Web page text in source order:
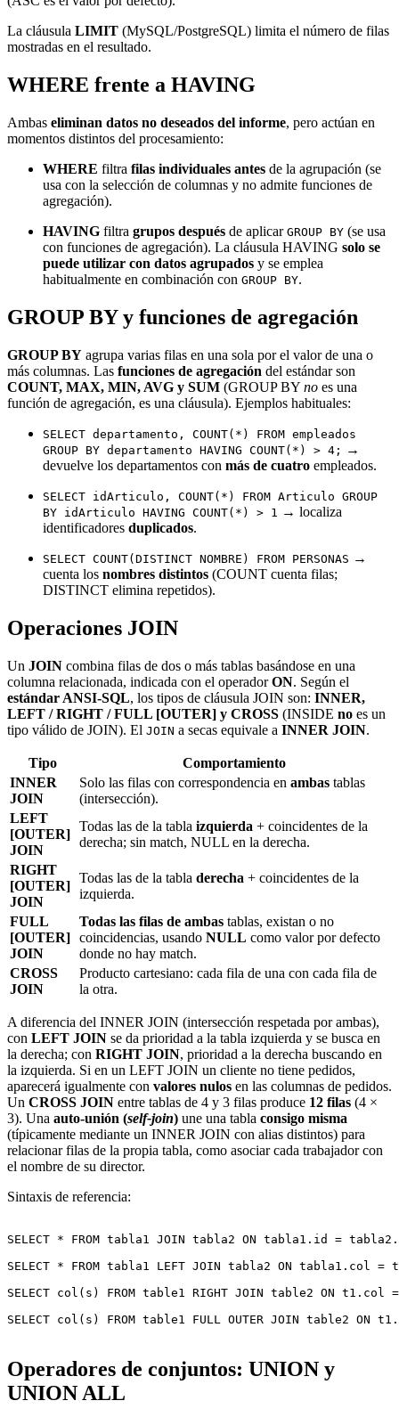
La cláusula LIMIT (MySQL/PostgreSQL) limita el número de filas
mostradas en el resultado.
WHERE frente a HAVING
Ambas eliminan datos no deseados del informe, pero actúan en
momentos distintos del procesamiento:
WHERE filtra filas individuales antes de la agrupación (se
usa con la selección de columnas y no admite funciones de
agregación).
HAVING filtra grupos después de aplicar GROUP BY (se usa
con funciones de agregación). La cláusula HAVING solo se
puede utilizar con datos agrupados y se emplea
habitualmente en combinación con GROUP BY.
GROUP BY y funciones de agregación
GROUP BY agrupa varias filas en una sola por el valor de una o
más columnas. Las funciones de agregación del estándar son
COUNT, MAX, MIN, AVG y SUM (GROUP BY no es una
función de agregación, es una cláusula). Ejemplos habituales:
SELECT departamento, COUNT(*) FROM empleados
GROUP BY departamento HAVING COUNT(*) > 4;
→
devuelve los departamentos con más de cuatro empleados.
SELECT idArticulo, COUNT(*) FROM Articulo GROUP
BY idArticulo HAVING COUNT(*) > 1
→ localiza
identificadores duplicados.
SELECT COUNT(DISTINCT NOMBRE) FROM PERSONAS →
cuenta los nombres distintos (COUNT cuenta filas;
DISTINCT elimina repetidos).
Operaciones JOIN
Un JOIN combina filas de dos o más tablas basándose en una
columna relacionada, indicada con el operadorON. Según el
estándar ANSI-SQL, los tipos de cláusula JOIN son: INNER,
LEFT / RIGHT / FULL [OUTER] y CROSS (INSIDE no es un
tipo válido de JOIN). El JOIN a secas equivale a INNER JOIN.
Tipo
Comportamiento
INNER
JOIN
Solo las filas con correspondencia en ambas tablas
(intersección).
LEFT
[OUTER]
JOIN
Todas las de la tabla izquierda + coincidentes de la
derecha; sin match, NULL en la derecha.
RIGHT
[OUTER]
JOIN
Todas las de la tabla derecha + coincidentes de la
izquierda.
FULL
[OUTER]
JOIN
Todas las filas de ambas tablas, existan o no
coincidencias, usando NULL como valor por defecto
donde no hay match.
CROSS
JOIN
Producto cartesiano: cada fila de una con cada fila de
la otra.
A diferencia del INNER JOIN (intersección respetada por ambas),
con LEFT JOIN se da prioridad a la tabla izquierda y se busca en
la derecha; con RIGHT JOIN, prioridad a la derecha buscando en
la izquierda. Si en un LEFT JOIN un cliente no tiene pedidos,
aparecerá igualmente con valores nulos en las columnas de pedidos.
Un CROSS JOIN entre tablas de 4 y 3 filas produce 12 filas (4 ×
3). Una auto-unión (self-join) une una tabla consigo misma
(típicamente mediante un INNER JOIN con alias distintos) para
relacionar filas de la propia tabla, como asociar cada trabajador con
el nombre de su director.
Sintaxis de referencia:
SELECT * FROM tabla1 JOIN tabla2 ON tabla1.id =
SELECT * FROM tabla1 LEFT JOIN tabla2 ON
SELECT col(s) FROM table1 RIGHT JOIN table2 ON
SELECT col(s) FROM table1 FULL OUTER JOIN table2
Operadores de conjuntos: UNION y
UNION ALL